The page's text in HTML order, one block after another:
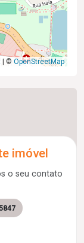
© OpenStreetMap
imóvel
o seu contato